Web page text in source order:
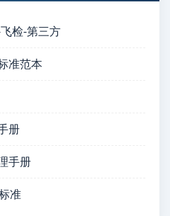
检-第三方
准范本
册
手册
准